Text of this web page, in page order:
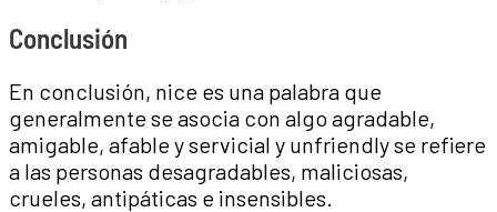
Conclusión
En conclusión, nice es una palabra que
generalmente se asocia con algo agradable,
amigable, afable y servicial y unfriendly se refiere
a las personas desagradables, maliciosas,
crueles, antipáticas e insensibles.